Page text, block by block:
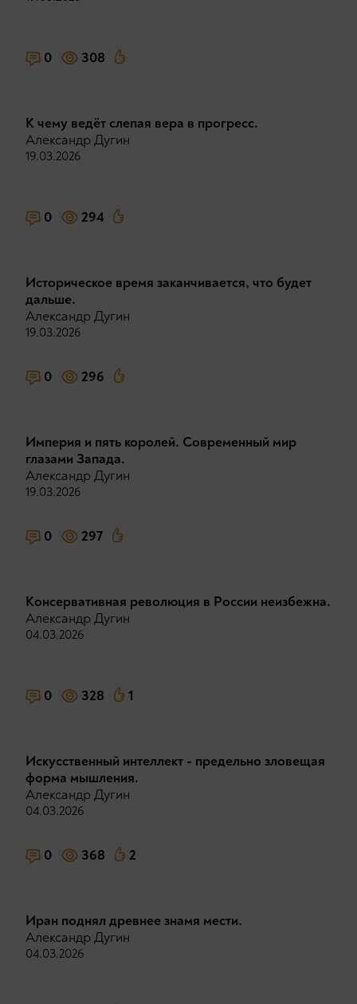
0 308
К чему ведёт слепая вера в прогресс.
Александр Дугин
19.03.2026
0 294
Историческое время заканчивается, что будет
дальше.
Александр Дугин
19.03.2026
0 296
Империя и пять королей. Современный мир
глазами Запада.
Александр Дугин
19.03.2026
0 297
Консервативная революция в России неизбежна.
Александр Дугин
04.03.2026
0 328 1
Искусственный интеллект - предельно зловещая
форма мышления.
Александр Дугин
04.03.2026
0 368 2
Иран поднял древнее знамя мести.
Александр Дугин
04.03.2026